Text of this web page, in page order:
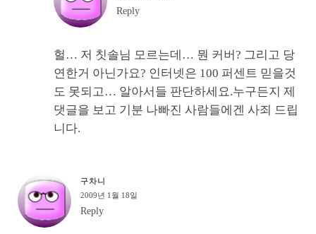
Reply
헐… 저 칫솔님 모르는데… 뭔 커버? 그리고 당
연한거 아닌가요? 인터넷은 100 퍼센트 믿을것
도 못되고… 알아서들 판단하세요.누구든지 제
댓글을 보고 기분 나빠진 사람들에겐 사죄 드립
니다.
구차니
2009년 1월 18일
Reply